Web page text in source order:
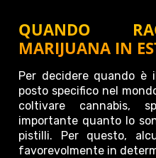
QUANDO
MARIJUANA IN
Per decidere quando è
posto specifico nel
coltivare cannabis,
importante quanto lo
pistilli. Per questo,
favorevolmente in